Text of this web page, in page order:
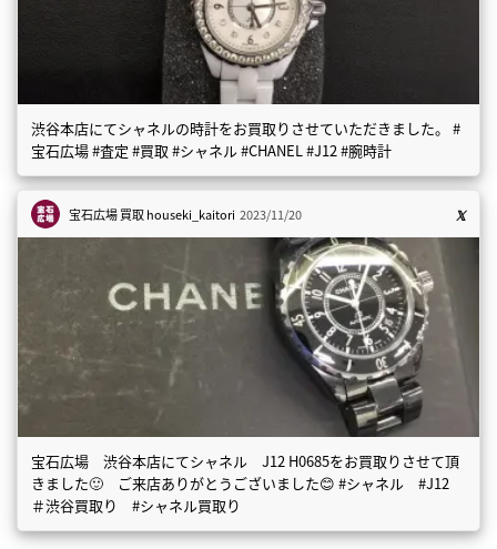
渋谷本店にてシャネルの時計をお買取りさせていただきました。 #
宝石広場 #査定 #買取 #シャネル #CHANEL #J12 #腕時計
宝石広場 買取houseki_kaitori 2023/11/20
宝石広場 渋谷本店にてシャネル J12 H0685をお買取りさせて頂
きました🙂 ご来店ありがとうございました😊 #シャネル #J12
＃渋谷買取り #シャネル買取り